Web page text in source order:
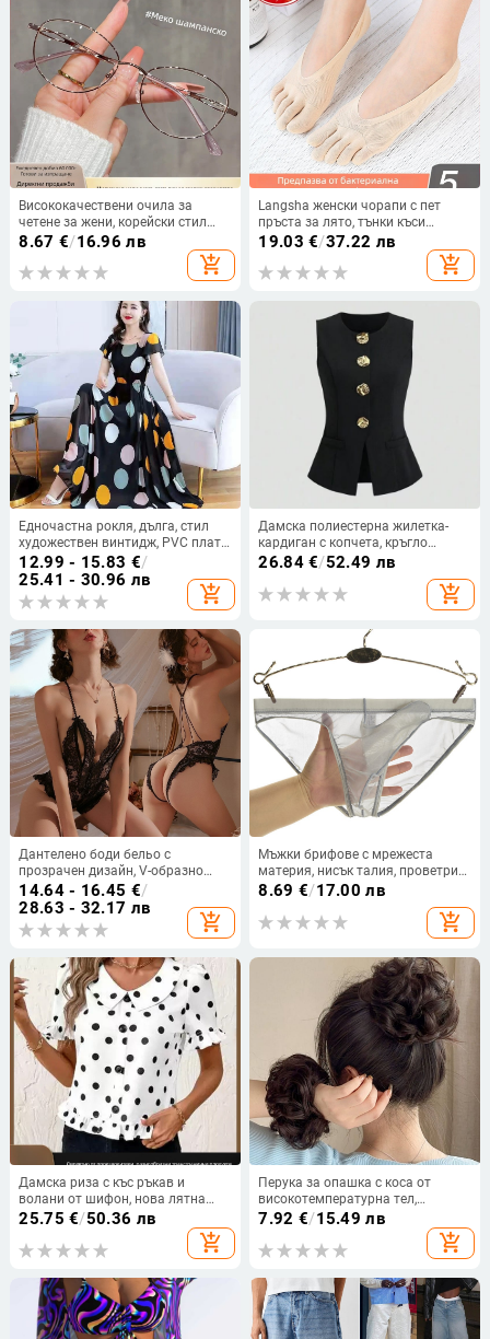
Висококачествени очила за
четене за жени, корейски стил
златиста метална рамка котешко
8.67 €/16.96 лв
add_shopping_cart
Langsha женски чорапи с пет
пръста за лято, тънки къси
чорапи с разделени пръсти,
невидими чорапи от ледена
коприна
19.03 €/37.22 лв
add_shopping_cart
Едночастна рокля, дълга, стил
художествен винтидж, PVC плат,
кръгло деколте, къси ръкави,
пролет 2025
12.99 - 15.83 €/
25.41 - 30.96 лв
add_shopping_cart
Дамска полиестерна жилетка-
кардиган с копчета, кръгло
деколте, едноцветна, стандартна
26.84€/52.49 лв
add_shopping_cart
Дантелено боди бельо с
прозрачен дизайн, V-образно
деколте, без ръкави, тънък
полиестер
14.64 - 16.45 €/
28.63 - 32.17 лв
add_shopping_cart
Мъжки брифове с мрежеста
материя, нисък талия, проветрив
дизайн, секси джоб и триъгълно
8.69 €/17.00 лв
add_shopping_cart
Дамска риза с къс ръкав и
волани от шифон, нова лятна
блуза с яка тип кукла за 2025 г.,
сладка момичешка риза на точки
25.75 €/50.36 лв
add_shopping_cart
Перука за опашка с коса от
високотемпературна тел,
боядисваема, модел XQ061A,
(модел: XQ061A; коса:
боядисваема: Да; категория:
Перука за опашка; частен етикет:
Да)
7.92 €/15.49 лв
add_shopping_cart